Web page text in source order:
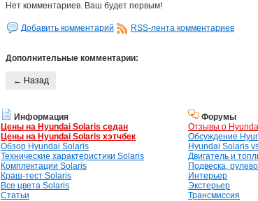
Нет комментариев. Ваш будет первым!
Добавить комментарий RSS-лента комментариев
Дополнительные комментарии:
← Назад
Информация
Цены на Hyundai Solaris седан
Цены на Hyundai Solaris хэтчбек
Обзор Hyundai Solaris
Технические характеристики Solaris
Комплектации Solaris
Краш-тест Solaris
Все цвета Solaris
Статьи
Форумы
Отзывы о
Обсуждение
Hyundai Solaris
Двигатель и
Подвеска,
Интерьер
Экстерьер
Трансмиссия